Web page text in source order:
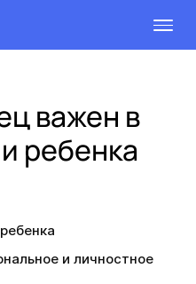
важен в
ребенка
и личностное